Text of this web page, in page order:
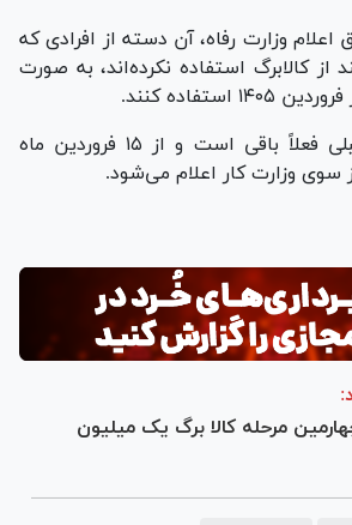
اعلام وزارت رفاه، آن دسته از افرادی که
کالابرگ استفاده نکرده‌اند، به صورت
کنند.
اعتبار کالابرگ‌های قبلی فعلاً باقی است و از ۱۵ فروردین ماه
سوی وزارت کار اعلام می‌شود.
مرحله کالا برگ یک میلیون